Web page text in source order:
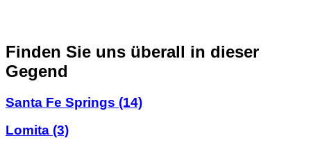
Finden Sie uns überall in dieser
Gegend
Santa Fe Springs (14)
Lomita (3)